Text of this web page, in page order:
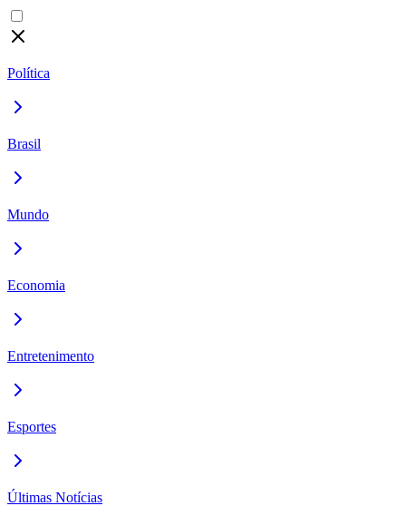
Política
Brasil
Mundo
Economia
Entretenimento
Esportes
Últimas Notícias